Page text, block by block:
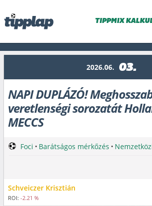
TIPPMIX
2026.06. 03.
NAPI DUPLÁZÓ!
veretlenségi sorozatát
MECCS
Schveiczer Krisztián
ROI: -2.21 %
Foci • Barátságos mérkőzés •